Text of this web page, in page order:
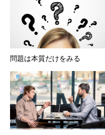
問題は本質だけをみる